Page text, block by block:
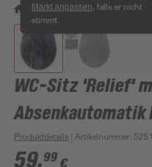
Markt anpassen , falls er nicht
stimmt.
/ Bad & Sanitär / Toiletten
WC-Sitz 'Relief'
Absenkautomatik
Produktdetails | Artikelnummer:
59,99 €